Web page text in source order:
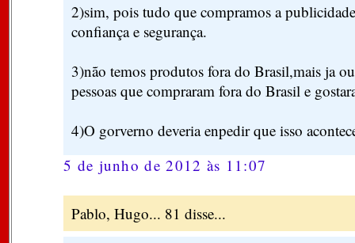
2)sim, pois tudo que compramos a
confiança e segurança.
3)não temos produtos fora do Brasil,mais ja
pessoas que compraram fora do Brasil e
4)O gorverno deveria enpedir que isso
5 de junho de 2012 às 11:07
Pablo, Hugo... 81 disse...